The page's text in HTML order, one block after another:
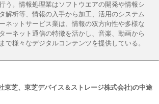
う。情報処理業はソフトウエアの開発や情報シ
解析等、情報の入手から加工、活用のシステム
ネットサービス業は、情報の双方向性や多様な
ーネット通信の特徴を活かし、音楽、動画から
で様々なデジタルコンテンツを提供している。
東芝、東芝デバイス＆ストレージ株式会社)の中途